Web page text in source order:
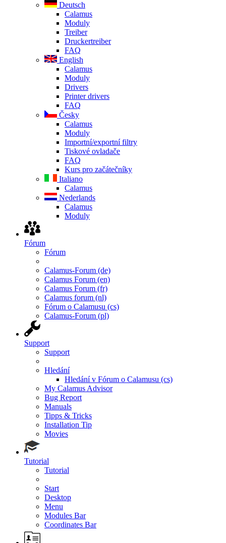
Deutsch
Calamus
Moduly
Treiber
Druckertreiber
FAQ
English
Calamus
Moduly
Drivers
Printer drivers
FAQ
Česky
Calamus
Moduly
Importní/exportní filtry
Tiskové ovladače
FAQ
Kurs pro začátečníky
Italiano
Calamus
Nederlands
Calamus
Moduly
Fórum
Fórum
Calamus-Forum (de)
Calamus Forum (en)
Calamus Forum (fr)
Calamus forum (nl)
Fórum o Calamusu (cs)
Calamus-Forum (pl)
Support
Support
Hledání
Hledání v Fórum o Calamusu (cs)
My Calamus Advisor
Bug Report
Manuals
Tipps & Tricks
Installation Tip
Movies
Tutorial
Tutorial
Start
Desktop
Menu
Modules Bar
Coordinates Bar